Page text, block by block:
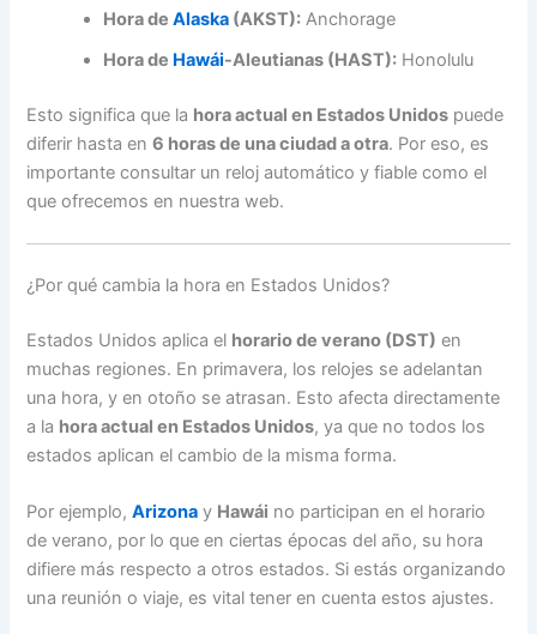
Hora deAlaska (AKST): Anchorage
Hora de Hawái-Aleutianas (HAST): Honolulu
Esto significa que la hora actual en Estados Unidos puede
diferir hasta en6 horas de una ciudad a otra. Por eso, es
importante consultar un reloj automático y fiable como el
que ofrecemos en nuestra web.
¿Por qué cambia la hora en Estados Unidos?
Estados Unidos aplica el horario de verano (DST) en
muchas regiones. En primavera, los relojes se adelantan
una hora, y en otoño se atrasan. Esto afecta directamente
a la hora actual en Estados Unidos, ya que no todos los
estados aplican el cambio de la misma forma.
Por ejemplo,Arizona y Hawái no participan en el horario
de verano, por lo que en ciertas épocas del año, su hora
difiere más respecto a otros estados. Si estás organizando
una reunión o viaje, es vital tener en cuenta estos ajustes.